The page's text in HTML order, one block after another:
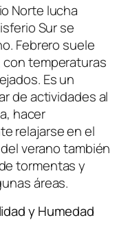
Norte lucha
Sur se
Febrero suele
con temperaturas
Es un
de actividades al
hacer
relajarse en el
verano también
tormentas y
áreas.
y Humedad